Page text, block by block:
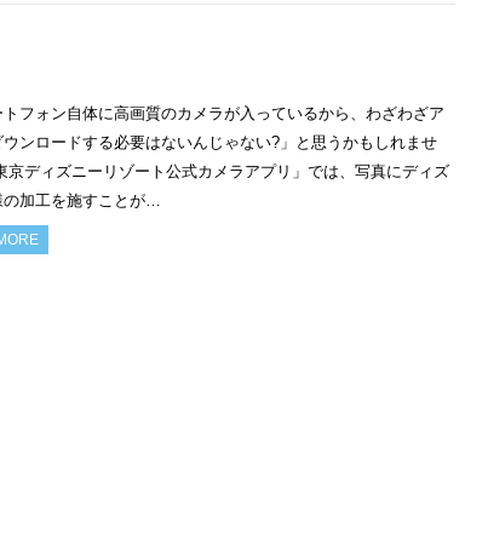
トフォン自体に高画質のカメラが入っているから、わざわざア
ウンロードする必要はないんじゃない?」と思うかもしれませ
京ディズニーリゾート公式カメラアプリ」では、写真にディズ
の加工を施すことが…